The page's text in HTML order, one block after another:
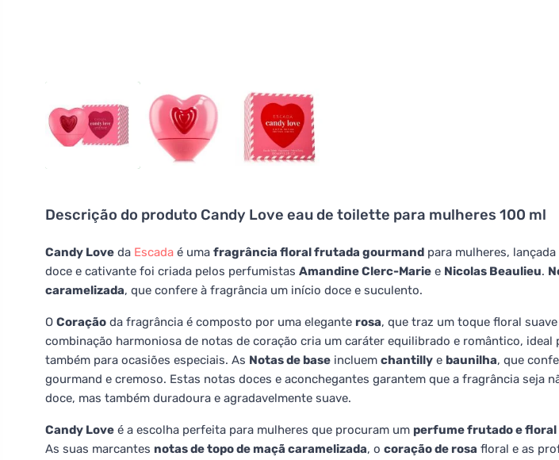
Descrição do produto Candy Love eau de toilette para mulheres 100 ml
Candy Love da Escada é uma fragrância floral frutada gourmand para mulheres,
doce e cativante foi criada pelos perfumistas Amandine Clerc-Marie e Nicolas Beaulieu.
caramelizada, que confere à fragrância um início doce e suculento.
O Coração da fragrância é composto por uma elegante rosa, que traz um toque floral
combinação harmoniosa de notas de coração cria um caráter equilibrado e romântico, ideal
também para ocasiões especiais. As Notas de base incluem chantilly e baunilha, que
gourmand e cremoso. Estas notas doces e aconchegantes garantem que a fragrância seja
doce, mas também duradoura e agradavelmente suave.
Candy Love é a escolha perfeita para mulheres que procuram um perfume frutado e floral
As suas marcantes notas de topo de maçã caramelizada, o coração de rosa floral e as